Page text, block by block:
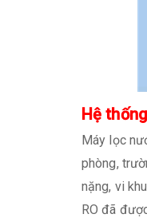
Hệ
Máy lọc
phòng,
nặng, vi
RO đã